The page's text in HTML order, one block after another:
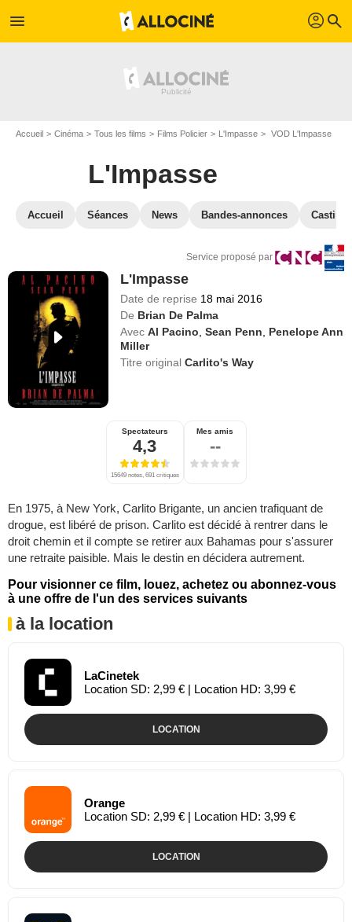
menu profil search
Accueil Cinéma Tous les films Films Policier L'Impasse VOD L'Impasse
L'Impasse
Accueil Séances News Bandes-annonces Casting
Service proposé par
L'Impasse
Date de reprise 18 mai 2016
De Brian De Palma
Avec Al Pacino ,Sean Penn
Penelope Ann
Miller
Titre originalCarlito's Way
Spectateurs
4,3
15649 notes, 691 critiques
Mes amis
--
En 1975, à New York, Carlito Brigante, un ancien trafiquant de
drogue, est libéré de prison. Carlito est décidé à rentrer dans le
droit chemin et il compte se retirer aux Bahamas pour s'assurer
une retraite paisible. Mais le destin en décidera autrement.
Pour visionner ce film, louez, achetez ou abonnez-vous
à une offre de l'un des services suivants
à la location
LaCinetek
Location SD: 2,99 € | Location HD: 3,99 €
LOCATION
Orange
Location SD: 2,99 € | Location HD: 3,99 €
LOCATION